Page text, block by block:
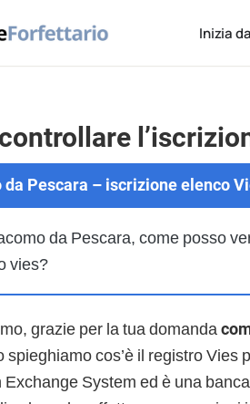
Inizia
da Pescara – iscrizione elenco
da Pescara, come posso
vies?
grazie per la tua domanda
spieghiamo cos’è il registro Vies
Exchange System ed è una